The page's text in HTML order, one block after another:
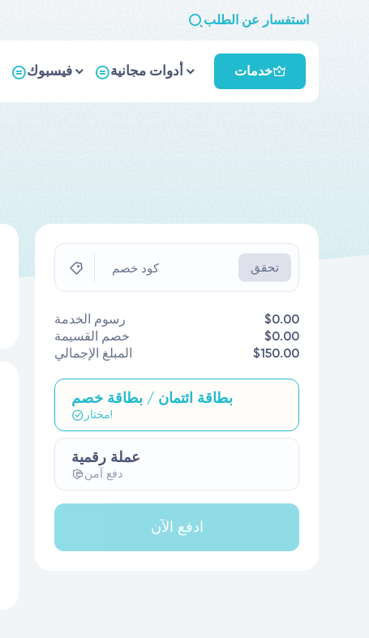
استفسار عن الطلب
فيسبوك أدوات مجانية خدمات
كود خصم تحقق
رسوم الخدمة
$0.00
خصم القسيمة
$0.00
المبلغ الإجمالي
$150.00
بطاقة ائتمان / بطاقة خصم
مختار!
عملة رقمية
دفع آمن
ادفع الآن